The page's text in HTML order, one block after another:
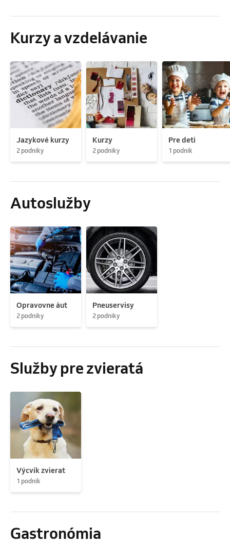
Kurzy a vzdelávanie
Jazykové kurzy
2 podniky
Kurzy
2 podniky
Pre deti
1 podnik
Autoslužby
Opravovne áut
2 podniky
Pneuservisy
2 podniky
Služby pre zvieratá
Výcvik zvierat
1 podnik
Gastronómia